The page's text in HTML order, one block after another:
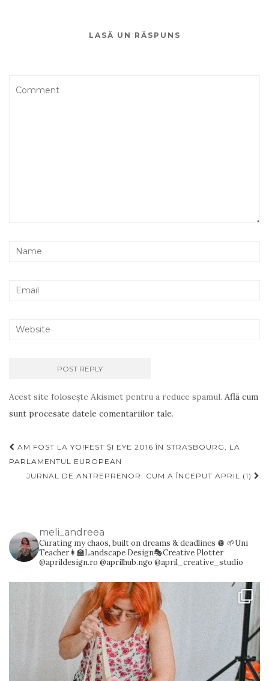
LASĂ UN RĂSPUNS
Acest site folosește Akismet pentru a reduce spamul. Află cum
sunt procesate datele comentariilor tale.
Navigare
articole
AM FOST LA YO!FEST ȘI EYE 2016 ÎN STRASBOURG, LA
PARLAMENTUL EUROPEAN
JURNAL DE ANTREPRENOR: CUM A ÎNCEPUT APRIL (1)
meli_andreea
Curating my chaos, built on dreams & deadlines 🪩 🌱Uni
Teacher👩‍🏫Landscape Design🎭Creative Plotter
@aprildesign.ro @aprilhub.ngo @april_creative_studio